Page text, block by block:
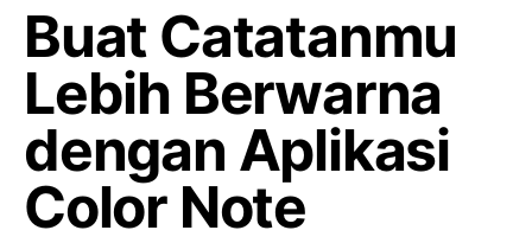
Buat Catatanmu
Lebih Berwarna
dengan Aplikasi
Color Note